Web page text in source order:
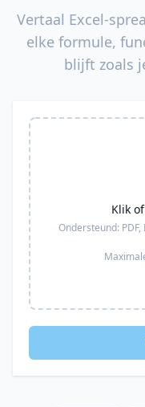
Vertaal Excel-
elke formule,
blijft zoals
Klik
Ondersteund: PDF,